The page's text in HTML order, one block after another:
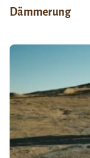
Dämmerung